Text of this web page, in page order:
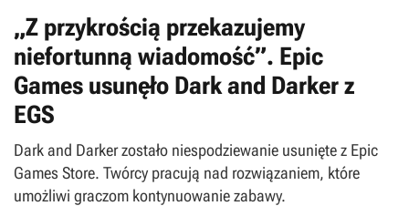
„Z przykrością przekazujemy
niefortunną wiadomość”. Epic
Games usunęło Dark and Darker z
EGS
Dark and Darker zostało niespodziewanie usunięte z Epic
Games Store. Twórcy pracują nad rozwiązaniem, które
umożliwi graczom kontynuowanie zabawy.